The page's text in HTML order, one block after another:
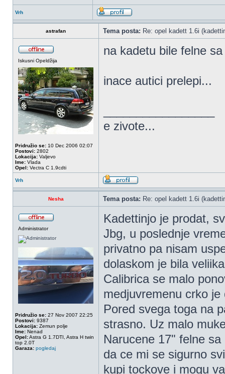
Vrh
astrafan Tema posta: Re: opel kadett 1.6i
Iskusni Opeldžija
Pridružio se: 10 Dec 2006 02:07
Postovi: 2802
Lokacija: Valjevo
Ime: Vlada
Opel: Vectra C 1.9cdti
na kadetu bile felne
inace autici prelepi...
e zivote...
Vrh
Nesha Tema posta: Re: opel kadett 1.6i
Administrator
Pridružio se: 27 Nov 2007 22:25
Postovi: 9387
Lokacija: Zemun polje
Ime: Nenad
Opel:Astra G 1.7DTI, Astra H twin
top 2.0T
Garaza: pogledaj
Kadettinjo je prodat,
Jbg, u poslednje
privatno pa nisam
dolaskom je bila
Calibrica se malo
medjuvremenu crko
Pored svega toga na
strasno. Uz malo
Narucene 17" felne
da ce mi se sigurno
kupi tockove i mogu